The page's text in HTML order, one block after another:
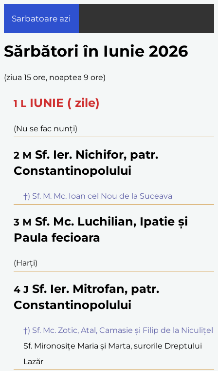
Sarbatoare azi
Sărbători în Iunie 2026
(ziua 15 ore, noaptea 9 ore)
1 L IUNIE ( zile)
(Nu se fac nunți)
2 M Sf. Ier. Nichifor, patr.
Constantinopolului
†) Sf. M. Mc. Ioan cel Nou de la Suceava
3 M Sf. Mc. Luchilian, Ipatie și
Paula fecioara
(Harți)
4 J Sf. Ier. Mitrofan, patr.
Constantinopolului
†) Sf. Mc. Zotic, Atal, Camasie și Filip de la Niculițel
Sf. Mironosițe Maria și Marta, surorile Dreptului
Lazăr